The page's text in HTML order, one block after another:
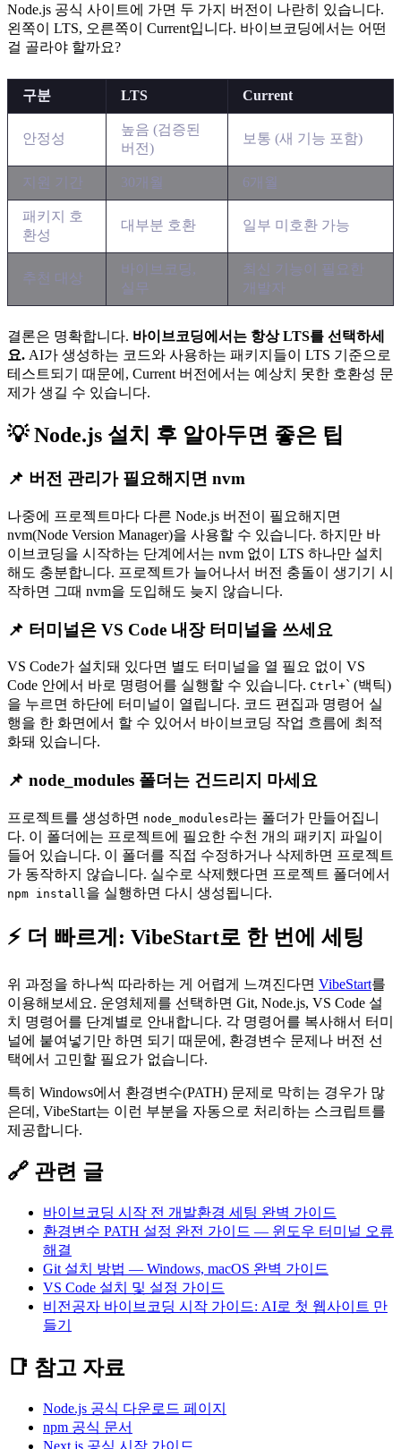
Node.js 공식 사이트에 가면 두 가지 버전이 나란히 있습니다.
왼쪽이 LTS, 오른쪽이 Current입니다. 바이브코딩에서는 어떤
걸 골라야 할까요?
구분 LTS Current
안정성
높음 (검증된
버전)
보통 (새 기능 포함)
지원 기간 30개월 6개월
패키지 호
환성
대부분 호환 일부 미호환 가능
추천 대상
바이브코딩,
실무
최신 기능이 필요한
개발자
결론은 명확합니다. 바이브코딩에서는 항상 LTS를 선택하세
요. AI가 생성하는 코드와 사용하는 패키지들이 LTS 기준으로
테스트되기 때문에, Current 버전에서는 예상치 못한 호환성 문
제가 생길 수 있습니다.
💡 Node.js 설치 후 알아두면 좋은 팁
📌 버전 관리가 필요해지면 nvm
나중에 프로젝트마다 다른 Node.js 버전이 필요해지면
nvm(Node Version Manager)을 사용할 수 있습니다. 하지만 바
이브코딩을 시작하는 단계에서는 nvm 없이 LTS 하나만 설치
해도 충분합니다. 프로젝트가 늘어나서 버전 충돌이 생기기 시
작하면 그때 nvm을 도입해도 늦지 않습니다.
📌 터미널은 VS Code 내장 터미널을 쓰세요
VS Code가 설치돼 있다면 별도 터미널을 열 필요 없이 VS
Code 안에서 바로 명령어를 실행할 수 있습니다. Ctrl+` (백틱)
을 누르면 하단에 터미널이 열립니다. 코드 편집과 명령어 실
행을 한 화면에서 할 수 있어서 바이브코딩 작업 흐름에 최적
화돼 있습니다.
📌 node_modules 폴더는 건드리지 마세요
프로젝트를 생성하면 node_modules라는 폴더가 만들어집니
다. 이 폴더에는 프로젝트에 필요한 수천 개의 패키지 파일이
들어 있습니다. 이 폴더를 직접 수정하거나 삭제하면 프로젝트
가 동작하지 않습니다. 실수로 삭제했다면 프로젝트 폴더에서
npm install 을 실행하면 다시 생성됩니다.
⚡ 더 빠르게: VibeStart로 한 번에 세팅
위 과정을 하나씩 따라하는 게 어렵게 느껴진다면 VibeStart를
이용해보세요. 운영체제를 선택하면 Git, Node.js, VS Code 설
치 명령어를 단계별로 안내합니다. 각 명령어를 복사해서 터미
널에 붙여넣기만 하면 되기 때문에, 환경변수 문제나 버전 선
택에서 고민할 필요가 없습니다.
특히 Windows에서 환경변수(PATH) 문제로 막히는 경우가 많
은데, VibeStart는 이런 부분을 자동으로 처리하는 스크립트를
제공합니다.
🔗 관련 글
바이브코딩 시작 전 개발환경 세팅 완벽 가이드
환경변수 PATH 설정 완전 가이드 — 윈도우 터미널 오류
해결
Git 설치 방법 — Windows, macOS 완벽 가이드
VS Code 설치 및 설정 가이드
비전공자 바이브코딩 시작 가이드: AI로 첫 웹사이트 만
들기
📑 참고 자료
Node.js 공식 다운로드 페이지
npm 공식 문서